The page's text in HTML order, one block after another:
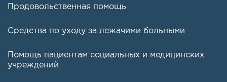
Продовольственная помощь
Средства по уходу за лежачими больными
Помощь пациентам социальных и медицинских
учреждений